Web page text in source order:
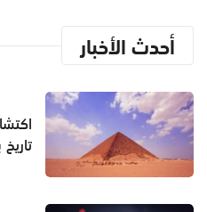
أحدث الأخبار